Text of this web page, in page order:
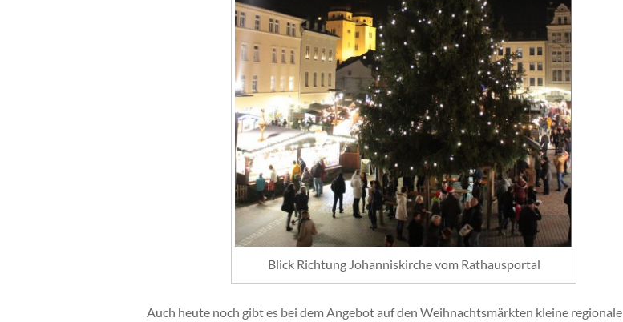
Blick Richtung Johanniskirche vom Rathausportal
Auch heute noch gibt es bei dem Angebot auf den Weihnachtsmärkten kleine regionale